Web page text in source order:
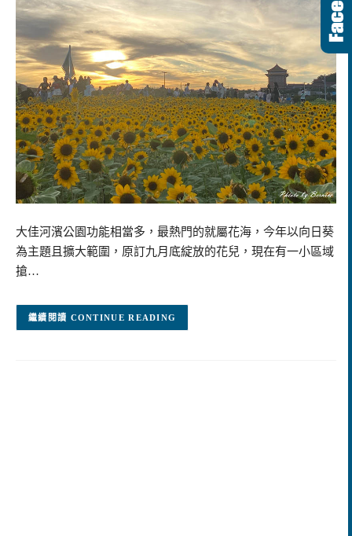
大佳河濱公園功能相當多，最熱門的就屬花海，今年以向日葵
為主題且擴大範圍，原訂九月底綻放的花兒，現在有一小區域
搶…
CONTINUE READING